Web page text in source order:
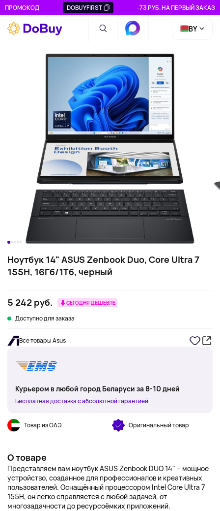
ПРОМОКОД DOBUYFIRST -73 РУБ. НА ПЕРВЫЙ ЗАКАЗ
BY
Ноутбук 14" ASUS Zenbook Duo, Core Ultra 7
155H, 16Гб/1Тб, черный
5 242 руб. СЕГОДНЯ ДЕШЕВЛЕ
Доступно для заказа
Все товары Asus
Курьером в любой город Беларуси за 8-10 дней
Бесплатная доставка с абсолютной гарантией
Товар из ОАЭ Оригинальный товар
О товаре
Представляем вам ноутбук ASUS Zenbook DUO 14" – мощное
устройство, созданное для профессионалов и креативных
пользователей. Оснащённый процессором Intel Core Ultra 7
155H, он легко справляется с любой задачей, от
многозадачности до ресурсоёмких приложений.